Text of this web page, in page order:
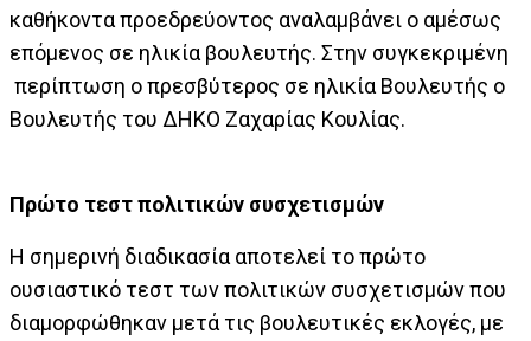
καθήκοντα προεδρεύοντος αναλαμβάνει ο αμέσως
επόμενος σε ηλικία βουλευτής. Στην συγκεκριμένη
περίπτωση ο πρεσβύτερος σε ηλικία Βουλευτής ο
Βουλευτής του ΔΗΚΟ Ζαχαρίας Κουλίας.
Πρώτο τεστ πολιτικών συσχετισμών
Η σημερινή διαδικασία αποτελεί το πρώτο
ουσιαστικό τεστ των πολιτικών συσχετισμών που
διαμορφώθηκαν μετά τις βουλευτικές εκλογές, με